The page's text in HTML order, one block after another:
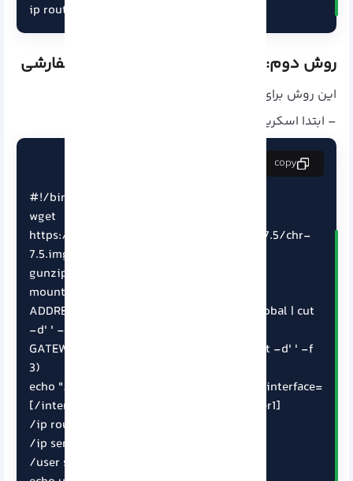
ip route list | grep default | cut -d' ' -f 3
روش دوم: نصب RouterOS با اسکریپت سفارشی
این روش برای کاربران پیشرفته تر مناسب است:
– ابتدا اسکریپت نصب را ایجاد کنید:
#!/bin/bash
wget
https://download.mikrotik.com/routeros/7.5/chr-
7.5.img.zip -O chr.img.zip
gunzip -c chr.img.zip > chr.img
mount -o loop,offset=512 chr.img /mnt
ADDRESS=$(ip addr show enp0s3 | grep global | cut
-d' ' -f 6 | head -n 1)
GATEWAY=$(ip route list | grep default | cut -d' ' -f
3)
echo "/ip address add address=$ADDRESS interface=
[/interface ethernet find where name=ether1]
/ip route add gateway=$GATEWAY
/ip service disable telnet
/user set 0 name=root password=xxxxxx"
copy